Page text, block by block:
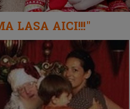
LASA AICI!!!"